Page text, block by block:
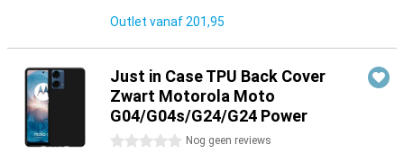
Outlet vanaf 201,95
Just in Case TPU Back Cover
Zwart Motorola Moto
G04/G04s/G24/G24 Power
0 sterren Nog geen reviews